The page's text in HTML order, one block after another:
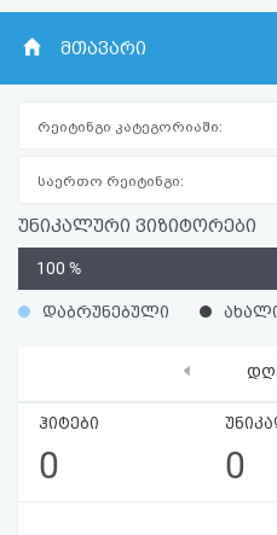
პასუხი
რეგისტრაცია
აღდგენა
HTML
სალიცენზიო
შეთანხმება
მთავარი
რეიტინგი კატეგორიაში:
საერთო რეიტინგი:
უნიკალური ვიზიტორები
%
100 %
დაბრუნებული
ჰიტები
0 0
‹